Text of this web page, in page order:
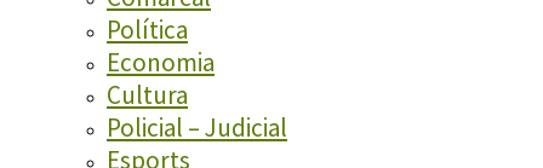
Política
Economia
Cultura
Policial – Judicial
Esports